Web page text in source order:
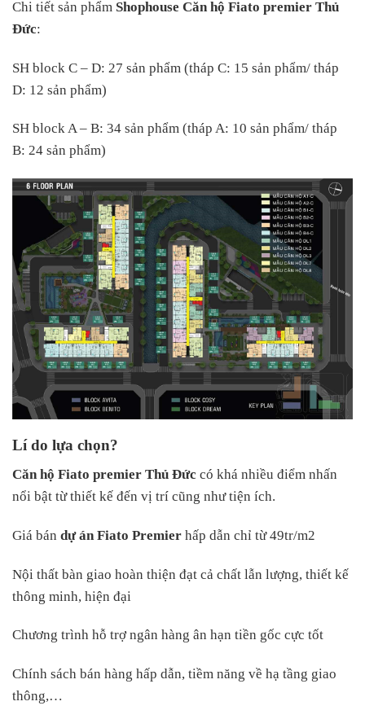
Chi tiết sản phẩm Shophouse Căn hộ Fiato premier Thủ
Đức:
SH block C – D: 27 sản phẩm (tháp C: 15 sản phẩm/ tháp
D: 12 sản phẩm)
SH block A – B: 34 sản phẩm (tháp A: 10 sản phẩm/ tháp
B: 24 sản phẩm)
Lí do lựa chọn?
Căn hộ Fiato premier Thủ Đức có khá nhiều điểm nhấn
nổi bật từ thiết kế đến vị trí cũng như tiện ích.
Giá bán dự án Fiato Premier hấp dẫn chỉ từ 49tr/m2
Nội thất bàn giao hoàn thiện đạt cả chất lẫn lượng, thiết kế
thông minh, hiện đại
Chương trình hỗ trợ ngân hàng ân hạn tiền gốc cực tốt
Chính sách bán hàng hấp dẫn, tiềm năng về hạ tầng giao
thông,…